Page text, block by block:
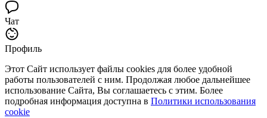
Чат
Профиль
Этот Сайт использует файлы cookies для более удобной
работы пользователей с ним. Продолжая любое дальнейшее
использование Сайта, Вы соглашаетесь с этим. Более
подробная информация доступна в Политики использования
cookie